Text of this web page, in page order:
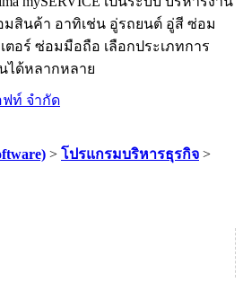
สินค้า อาทิเช่น อู่รถยนต์ อู่สี ซ่อม
อร์ ซ่อมมือถือ เลือกประเภทการ
ได้หลากหลาย
ท์ จำกัด
> โปรแกรมบริหารธุรกิจ >